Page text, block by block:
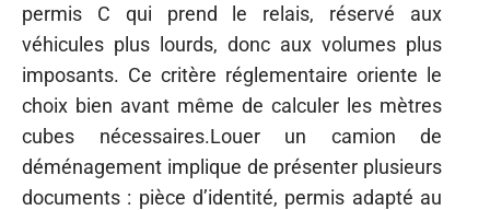
permis C qui prend le relais, réservé aux
véhicules plus lourds, donc aux volumes plus
imposants. Ce critère réglementaire oriente le
choix bien avant même de calculer les mètres
cubes nécessaires.Louer un camion de
déménagement implique de présenter plusieurs
documents : pièce d’identité, permis adapté au